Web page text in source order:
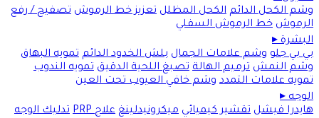
وشم الكحل الدائم الكحل المظلل تعزيز خط الرموش تصفيح / رفع
الرموش خط الرموش السفلي
البشرة▸
بي بي جلو وشم علامات الجمال بلش الخدود الدائم تمويه البهاق
وشم النمش ترميم الهالة تصبغ اللحية الدقيق تمويه الندوب
تمويه علامات التمدد وشم خافي العيوب تحت العين
الوجه▸
هايدرا فيشل تقشير كيميائي ميكرونيدلينغ علاج PRP
تدليك الوجه